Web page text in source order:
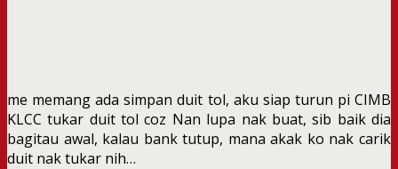
me memang ada simpan duit tol, aku siap turun pi CIMB
KLCC tukar duit tol coz Nan lupa nak buat, sib baik dia
bagitau awal, kalau bank tutup, mana akak ko nak carik
duit nak tukar nih…